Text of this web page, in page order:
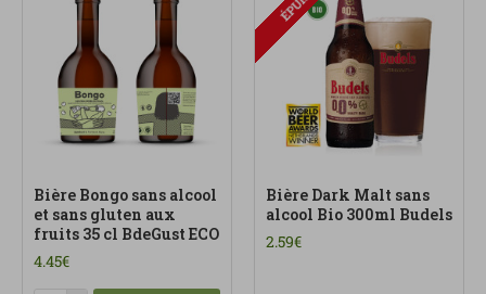
consommation responsable.
Bière Bongo sans alcool
et sans gluten aux
fruits 35 cl BdeGust ECO
4.45€
Bière Dark Malt sans
alcool Bio 300ml Budels
2.59€